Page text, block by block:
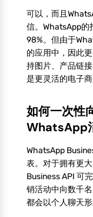
可以，而且
信。WhatsApp的
98%。但由于
的应用中，因此
持图片、产品链
是更灵活的电子商
如何一次性
WhatsApp
WhatsApp
表。对于拥有更
Business API 可
销活动中向数千
都会以个人聊天